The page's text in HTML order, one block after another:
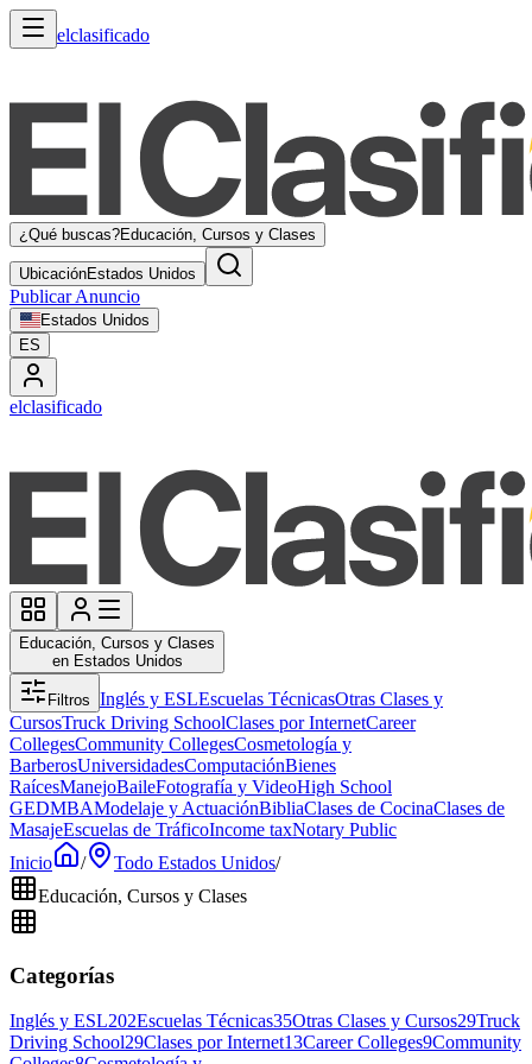
elclasificado
¿Qué buscas?Educación, Cursos y Clases
UbicaciónEstados Unidos
Publicar Anuncio
Estados Unidos
ES
elclasificado
Educación, Cursos y Clases
en Estados Unidos
Filtros Inglés y ESLEscuelas TécnicasOtras Clases y
CursosTruck Driving SchoolClases por InternetCareer
CollegesCommunity CollegesCosmetología y
BarberosUniversidadesComputaciónBienes
RaícesManejoBaileFotografía y VideoHigh School
GEDMBAModelaje y ActuaciónBibliaClases de CocinaClases de
MasajeEscuelas de TráficoIncome taxNotary Public
Inicio
/ Todo Estados Unidos/
Educación, Cursos y Clases
Categorías
Inglés y ESL202Escuelas Técnicas35Otras Clases y Cursos29Truck
Driving School29Clases por Internet13Career Colleges9Community